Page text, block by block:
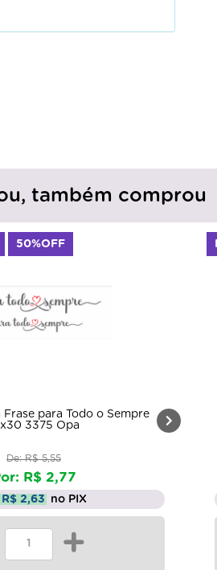
também comprou
para Todo o Sempre
3375 Opa
De: R$ 5,55
R$ 2,77
R$ 2,63 no PIX
+
50%OFF